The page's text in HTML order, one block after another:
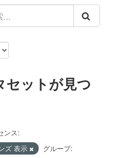
セットが見つ
ンス:
ズ 表示
グループ: